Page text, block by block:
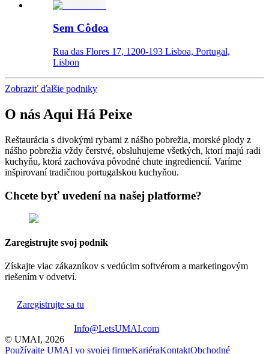
Sem Côdea
Rua das Flores 17, 1200-193 Lisboa, Portugal,
Lisbon
Zobraziť ďalšie podniky
O nás Aqui Há Peixe
Reštaurácia s divokými rybami z nášho pobrežia, morské plody z
nášho pobrežia vždy čerstvé, obsluhujeme všetkých, ktorí majú radi
kuchyňu, ktorá zachováva pôvodné chute ingrediencií. Varíme
inšpirovaní tradičnou portugalskou kuchyňou.
Chcete byť uvedení na našej platforme?
Zaregistrujte svoj podnik
Získajte viac zákazníkov s vedúcim softvérom a marketingovým
riešením v odvetví.
Zaregistrujte sa tu
Info@LetsUMAI.com
© UMAI, 2026
Používajte UMAI vo svojej firmeKariéraKontaktObchodné